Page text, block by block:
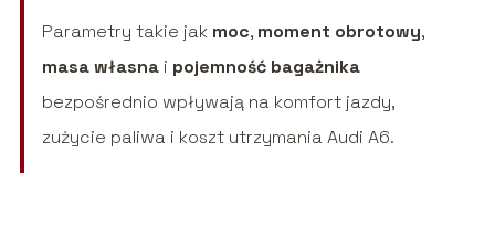
Parametry takie jak moc, moment obrotowy,
masa własnai pojemność bagażnika
bezpośrednio wpływają na komfort jazdy,
zużycie paliwa i koszt utrzymania Audi A6.